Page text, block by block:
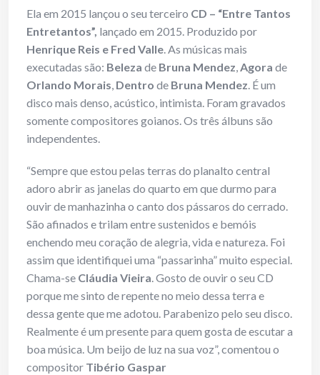
Ela em 2015 lançou o seu terceiro CD – “Entre Tantos
Entretantos”, lançado em 2015. Produzido por
Henrique Reis e Fred Valle. As músicas mais
executadas são: Beleza de Bruna Mendez,Agora de
Orlando Morais, Dentro de Bruna Mendez. É um
disco mais denso, acústico, intimista. Foram gravados
somente compositores goianos. Os três álbuns são
independentes.
“Sempre que estou pelas terras do planalto central
adoro abrir as janelas do quarto em que durmo para
ouvir de manhazinha o canto dos pássaros do cerrado.
São afinados e trilam entre sustenidos e bemóis
enchendo meu coração de alegria, vida e natureza. Foi
assim que identifiquei uma “passarinha” muito especial.
Chama-se Cláudia Vieira. Gosto de ouvir o seu CD
porque me sinto de repente no meio dessa terra e
dessa gente que me adotou. Parabenizo pelo seu disco.
Realmente é um presente para quem gosta de escutar a
boa música. Um beijo de luz na sua voz”, comentou o
compositor Tibério Gaspar